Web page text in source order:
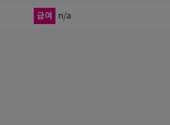
급여 n/a